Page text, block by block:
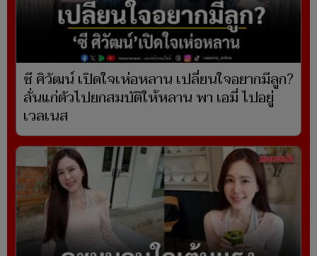
ซี ศิวัฒน์ เปิดใจเห่อหลาน เปลี่ยนใจอยากมีลูก?
ลั่นแก่ตัวไปยกสมบัติให้หลาน พา เอมี่ ไปอยู่
เวลเนส